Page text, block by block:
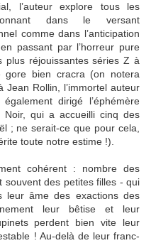
l’auteur explore tous les
dans le versant
comme dans l’anticipation
passant par l’horreur pure
plus réjouissantes séries Z à
gore bien cracra (on notera
Jean Rollin, l’immortel auteur
dirigé l’éphémère
qui a accueilli cinq des
; ne serait-ce que pour cela,
toute notre estime !).
cohérent : nombre des
souvent des petites filles - qui
leur âme des exactions des
leur bêtise et leur
perdent bien vite leur
! Au-delà de leur franc-